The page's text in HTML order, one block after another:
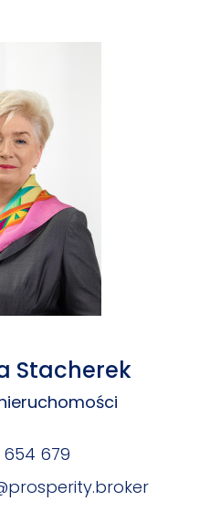
Stacherek
654 679